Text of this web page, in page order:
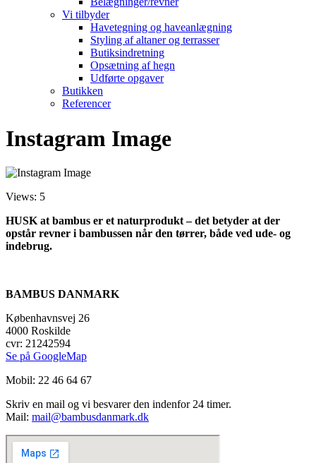
Vi tilbyder
Havetegning og haveanlægning
Styling af altaner og terrasser
Butiksindretning
Opsætning af hegn
Udførte opgaver
Butikken
Referencer
Instagram Image
Views: 5
HUSK at bambus er et naturprodukt – det betyder at der
opstår revner i bambussen når den tørrer, både ved ude- og
indebrug.
BAMBUS DANMARK
Københavnsvej 26
4000 Roskilde
cvr: 21242594
Se på GoogleMap
Mobil: 22 46 64 67
Skriv en mail og vi besvarer den indenfor 24 timer.
Mail: mail@bambusdanmark.dk